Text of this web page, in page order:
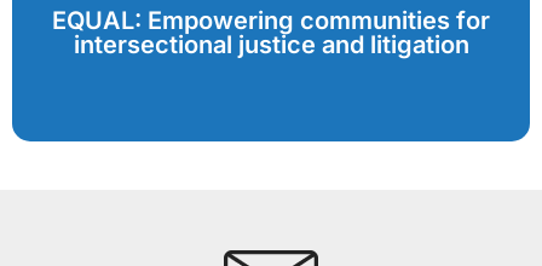
EQUAL: Empowering communities for
intersectional justice and litigation